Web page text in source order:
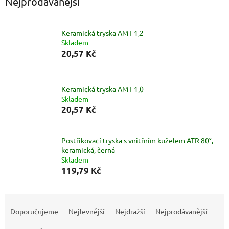
Keramická tryska AMT 1,2
Skladem
20,57 Kč
Keramická tryska AMT 1,0
Skladem
20,57 Kč
Postřikovací tryska s vnitřním kuželem ATR 80°,
keramická, černá
Skladem
119,79 Kč
Doporučujeme Nejlevnější Nejdražší Nejprodávanější